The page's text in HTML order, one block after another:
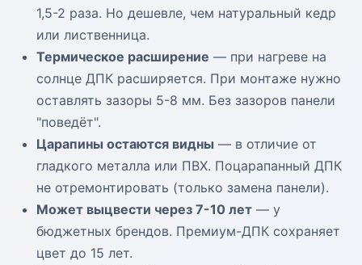
1,5-2 раза. Но дешевле, чем натуральный кедр
или лиственница.
Термическое расширение — при нагреве на
солнце ДПК расширяется. При монтаже нужно
оставлять зазоры 5-8 мм. Без зазоров панели
"поведёт".
Царапины остаются видны — в отличие от
гладкого металла или ПВХ. Поцарапанный ДПК
не отремонтировать (только замена панели).
Может выцвести через 7-10 лет — у
бюджетных брендов. Премиум-ДПК сохраняет
цвет до 15 лет.